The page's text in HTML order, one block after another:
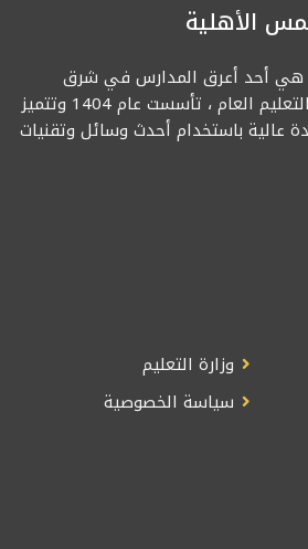
الأهلية
هي أحد أعرق المدارس في شرق
الرياض المتخصصة في التعليم العام ، تأسست عام 1404 وتتميز
عالية باستخدام أحدث وسائل وتقنيات
وزارة التعليم
سياسة الخصوصية